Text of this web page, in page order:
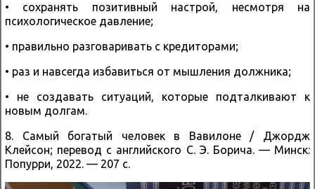
• сохранять позитивный настрой, несмотря на
психологическое давление;
• правильно разговаривать с кредиторами;
• раз и навсегда избавиться от мышления должника;
• не создавать ситуаций, которые подталкивают к
новым долгам.
8. Самый богатый человек в Вавилоне / Джордж
Клейсон; перевод с английского С. Э. Борича. — Минск:
Попурри, 2022. — 207 с.